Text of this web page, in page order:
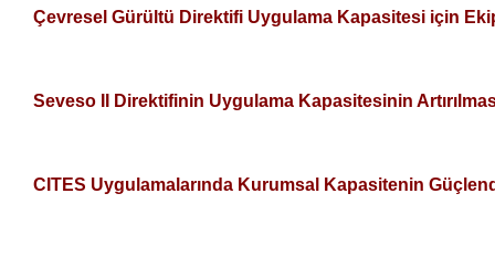
Çevresel Gürültü Direktifi Uygulama Kapasitesi için
Seveso II Direktifinin Uygulama Kapasitesinin
CITES Uygulamalarında Kurumsal Kapasitenin